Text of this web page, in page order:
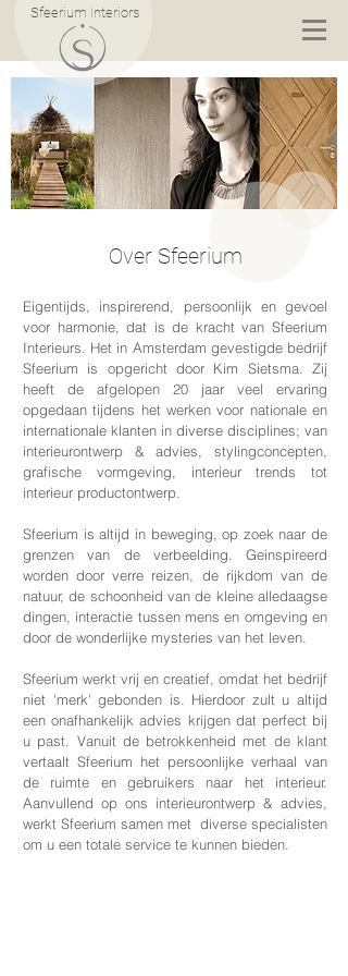
Sfeerium Interiors
Over Sfeerium
Eigentijds, inspirerend, persoonlijk en gevoel
voor harmonie, dat is de kracht van Sfeerium
Interieurs. Het in Amsterdam gevestigde bedrijf
Sfeerium is opgericht door Kim Sietsma. Zij
heeft de afgelopen 20 jaar veel ervaring
opgedaan tijdens het werken voor nationale en
internationale klanten in diverse disciplines; van
interieurontwerp & advies, stylingconcepten,
grafische vormgeving, interieur trends tot
interieur productontwerp.
Sfeerium is altijd in beweging, op zoek naar de
grenzen van de verbeelding. Geinspireerd
worden door verre reizen, de rijkdom van de
natuur, de schoonheid van de kleine alledaagse
dingen, interactie tussen mens en omgeving en
door de wonderlijke mysteries van het leven.
Sfeerium werkt vrij en creatief, omdat het bedrijf
niet 'merk' gebonden is. Hierdoor zult u altijd
een onafhankelijk advies krijgen dat perfect bij
u past. Vanuit de betrokkenheid met de klant
vertaalt Sfeerium het persoonlijke verhaal van
de ruimte en gebruikers naar het interieur.
Aanvullend op ons interieurontwerp & advies,
werkt Sfeerium samen met diverse specialisten
om u een totale service te kunnen bieden.